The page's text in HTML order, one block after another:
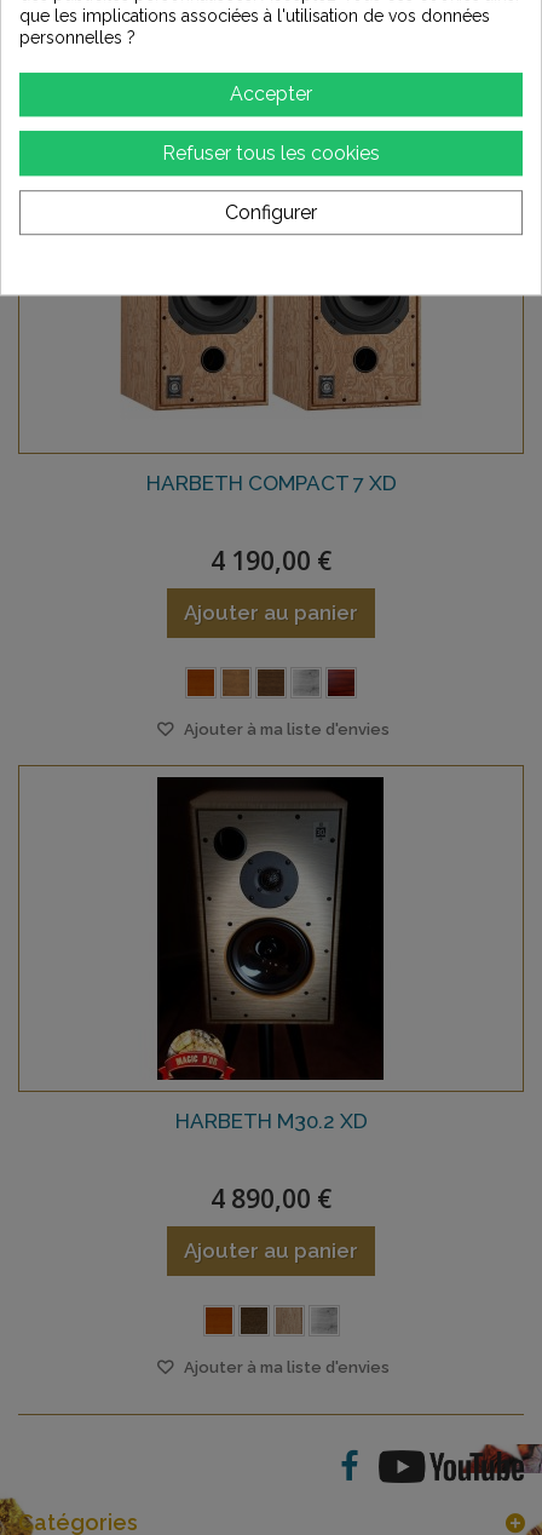
Ajouter à ma liste d'envies
HARBETH COMPACT 7 XD
4 190,00 €
Ajouter au panier
Ajouter à ma liste d'envies
HARBETH M30.2 XD
4 890,00 €
Ajouter au panier
Ajouter à ma liste d'envies
Catégories
que les implications associées à l'utilisation de vos données
personnelles ?
Accepter
Refuser tous les cookies
Configurer